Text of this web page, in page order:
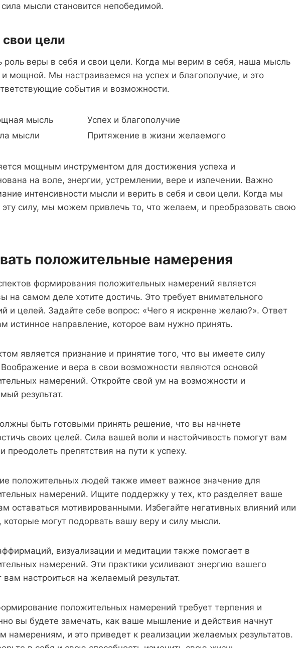
сила мысли становится непобедимой.
свои цели
роль веры в себя и свои цели. Когда мы верим в себя, наша мысль
и мощной. Мы настраиваемся на успех и благополучие, и это
события и возможности.
мысль
Успех и благополучие
мысли Притяжение в жизни желаемого
мощным инструментом для достижения успеха и
на воле, энергии, устремлении, вере и излечении. Важно
интенсивности мысли и верить в себя и свои цели. Когда мы
эту силу, мы можем привлечь то, что желаем, и преобразовать свою
положительные намерения
формирования положительных намерений является
на самом деле хотите достичь. Это требует внимательного
и целей. Задайте себе вопрос: «Чего я искренне желаю?». Ответ
истинное направление, которое вам нужно принять.
является признание и принятие того, что вы имеете силу
и вера в свои возможности являются основой
намерений. Откройте свой ум на возможности и
результат.
быть готовыми принять решение, что вы начнете
своих целей. Сила вашей воли и настойчивость помогут вам
преодолеть препятствия на пути к успеху.
положительных людей также имеет важное значение для
намерений. Ищите поддержку у тех, кто разделяет ваше
оставаться мотивированными. Избегайте негативных влияний или
могут подорвать вашу веру и силу мысли.
визуализации и медитации также помогает в
намерений. Эти практики усиливают энергию вашего
настроиться на желаемый результат.
положительных намерений требует терпения и
вы будете замечать, как ваше мышление и действия начнут
намерениям, и это приведет к реализации желаемых результатов.